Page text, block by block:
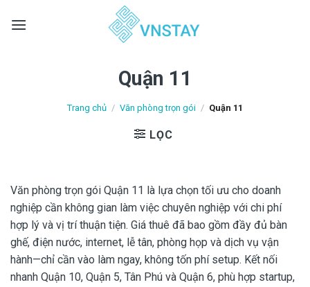
Quận 11
Trang chủ / Văn phòng trọn gói / Quận 11
LỌC
Văn phòng trọn gói Quận 11 là lựa chọn tối ưu cho doanh
nghiệp cần không gian làm việc chuyên nghiệp với chi phí
hợp lý và vị trí thuận tiện. Giá thuê đã bao gồm đầy đủ bàn
ghế, điện nước, internet, lễ tân, phòng họp và dịch vụ vận
hành—chỉ cần vào làm ngay, không tốn phí setup. Kết nối
nhanh Quận 10, Quận 5, Tân Phú và Quận 6, phù hợp startup,